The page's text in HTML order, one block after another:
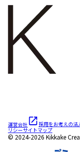
運営会社 採用をお考えの法
リシーサイトマップ
© 2024-2026 Kikkake